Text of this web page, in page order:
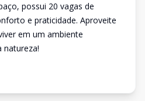
possui 20 vagas de
e praticidade. Aproveite
em um ambiente
natureza!